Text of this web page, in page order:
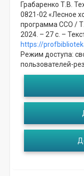
Грабаренко Т.В.
0821-02 «Лесное
программа ССО /
2024. – 27 с. –
https://
Режим доступа:
пользователей-